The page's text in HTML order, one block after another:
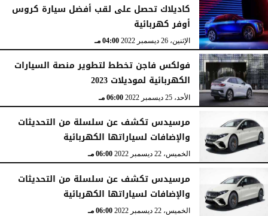
كاديلاك تحصل على لقب أفضل سيارة كروس
أوفر كهربائية
الإثنين، 26 ديسمبر 2022 04:00 مـ
فولكس فاجن تخطط لتطوير منصة السيارات
الكهربائية لموديلات 2023
الأحد، 25 ديسمبر 2022 06:00 مـ
مرسيدس تكشف عن سلسلة من التحديثات
والإضافات لسياراتها الكهربائية
الخميس، 22 ديسمبر 2022 06:00 مـ
مرسيدس تكشف عن سلسلة من التحديثات
والإضافات لسياراتها الكهربائية
الخميس، 22 ديسمبر 2022 06:00 مـ